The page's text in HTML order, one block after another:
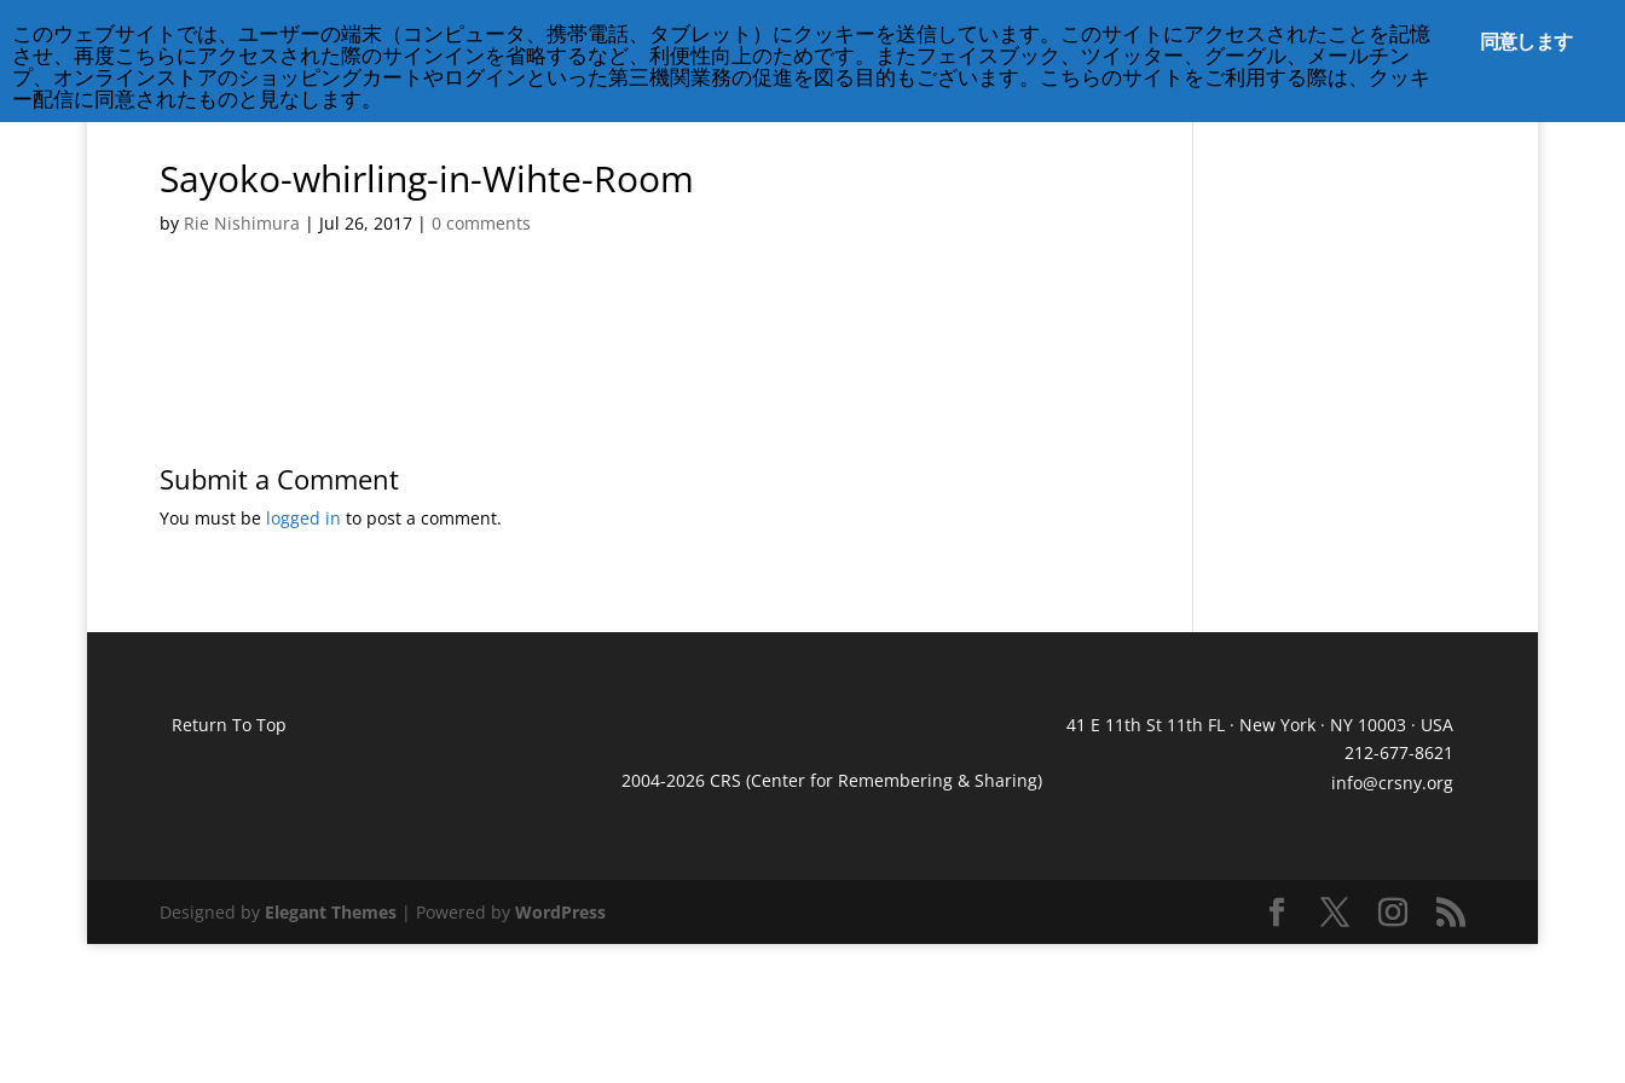
CRS クラス・スケジュール 奇跡のコース イベント プライバシーに関する規定
Sayoko-whirling-in-Wihte-Room
by Rie Nishimura | Jul 26, 2017 | 0 comments
Submit a Comment
You must be logged in to post a comment.
Return To Top
2004-2026 CRS (Center for Remembering & Sharing)
41 E 11th St 11th FL · New York · NY 10003 · USA
212-677-8621
info@crsny.org
Designed by Elegant Themes | Powered by WordPress
同意します
このウェブサイトでは、ユーザーの端末（コンピュータ、携帯電話、タブレット）にクッキーを送信しています。このサイトにアクセスされたことを記憶
させ、再度こちらにアクセスされた際のサインインを省略するなど、利便性向上のためです。またフェイスブック、ツイッター、グーグル、メールチン
プ、オンラインストアのショッピングカートやログインといった第三機関業務の促進を図る目的もございます。こちらのサイトをご利用する際は、クッキ
ー配信に同意されたものと見なします。